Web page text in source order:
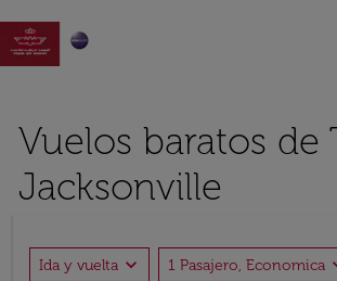

Vuelos baratos de
Jacksonville
Ida y vuelta expand_more 1 Pasajero, Economica